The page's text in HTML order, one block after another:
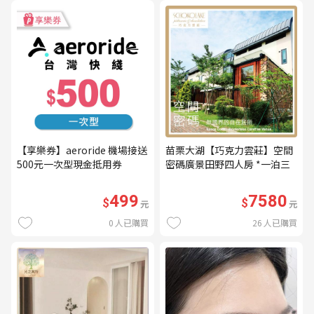
【享樂券】aeroride 機場接送
500元一次型現金抵用券
$499元
0 人已購買
苗栗大湖【巧克力雲莊】空間
密碼廣景田野四人房 *一泊三
$7580元
26 人已購買